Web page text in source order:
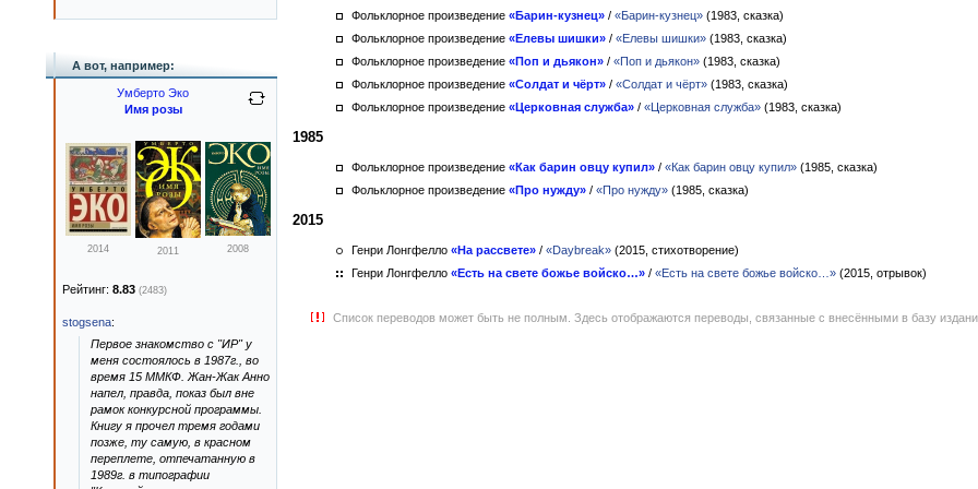
Фольклорное произведение «Барин-кузнец» / «Барин-кузнец» (1983, сказка)
Фольклорное произведение «Елевы шишки» / «Елевы шишки» (1983, сказка)
Фольклорное произведение «Поп и дьякон» / «Поп и дьякон» (1983, сказка)
Фольклорное произведение «Солдат и чёрт» / «Солдат и чёрт» (1983, сказка)
Фольклорное произведение «Церковная служба» / «Церковная служба» (1983, сказка)
1985
Фольклорное произведение «Как барин овцу купил» / «Как барин овцу купил» (1985, сказка)
Фольклорное произведение «Про нужду» / «Про нужду» (1985, сказка)
2015
Генри Лонгфелло «На рассвете» / «Daybreak» (2015, стихотворение)
Генри Лонгфелло «Есть на свете божье войско…» / «Есть на свете божье войско…» (2015, отрывок)
Список переводов может быть не полным. Здесь отображаются переводы, связанные с внесёнными в базу
А вот, например:
Умберто Эко
Имя розы
2014 2011 2008
Рейтинг: 8.83 (2483)
stogsena:
Первое знакомство с "ИР" у
меня состоялось в 1987г., во
время 15 ММКФ. Жан-Жак Анно
напел, правда, показ был вне
рамок конкурсной программы.
Книгу я прочел тремя годами
позже, ту самую, в красном
переплете, отпечатанную в
1989г. в типографии